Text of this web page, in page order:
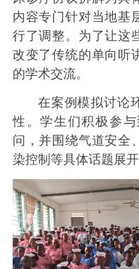
内容专门针对当地基
行了调整。为了让这
改变了传统的单向听
的学术交流。
在案例模拟讨论
性。学生们积极参
问，并围绕气道安全
染控制等具体话题展开